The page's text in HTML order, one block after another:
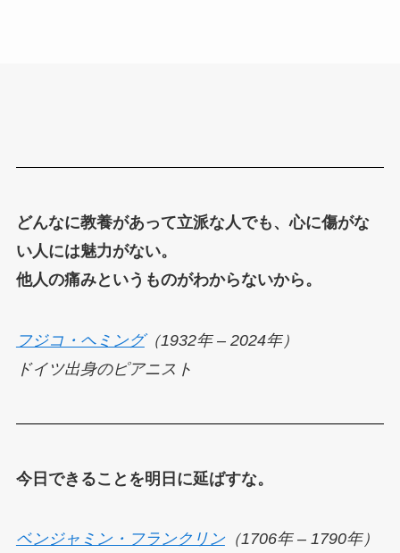
どんなに教養があって立派な人でも、心に傷がな
い人には魅力がない。
他人の痛みというものがわからないから。
フジコ・ヘミング（1932年 – 2024年）
ドイツ出身のピアニスト
今日できることを明日に延ばすな。
ベンジャミン・フランクリン（1706年 – 1790年）